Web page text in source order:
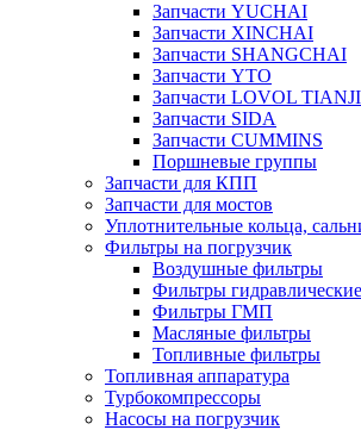
Запчасти YUCHAI
Запчасти XINCHAI
Запчасти SHANGCHAI
Запчасти YTO
Запчасти LOVOL
Запчасти SIDA
Запчасти CUMMINS
Поршневые группы
Запчасти для КПП
Запчасти для мостов
Уплотнительные кольца,
Фильтры на погрузчик
Воздушные фильтры
Фильтры гидравлические
Фильтры ГМП
Масляные фильтры
Топливные фильтры
Топливная аппаратура
Турбокомпрессоры
Насосы на погрузчик